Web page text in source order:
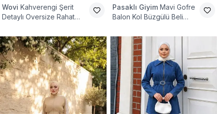
Wovi Kahverengi Şerit
Detaylı Oversize Rahat
Pasaklı Giyim Mavi Gofre
Balon Kol Büzgülü Beli
Takım